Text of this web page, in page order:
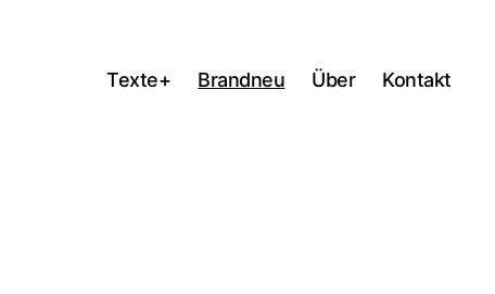
Texte+ Brandneu Über Kontakt